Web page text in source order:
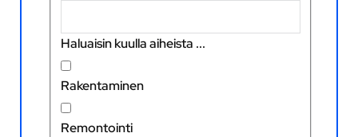
Haluaisin kuulla aiheista ...
Rakentaminen
Remontointi